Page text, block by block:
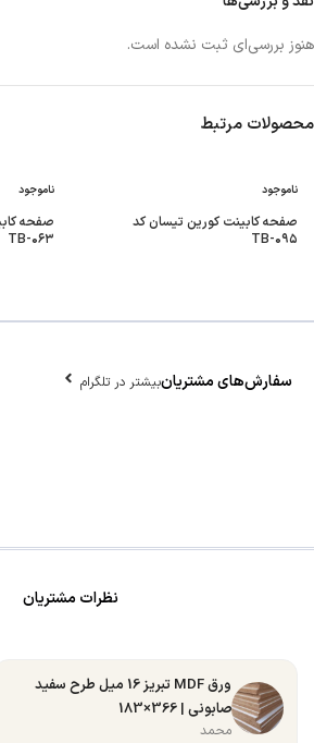
هنوز بررسی‌ای ثبت نشده است.
محصولات مرتبط
ناموجود
صفحه کابینت کورین تیسان کد
TB-۰۹۵
ناموجود
صفحه
TB-۰۶۳
سفارش‌های مشتریانبیشتر در تلگرام
نظرات مشتریان
ورق MDF تبریز 16 میل طرح سفید
صابونی | 366×183
محمد